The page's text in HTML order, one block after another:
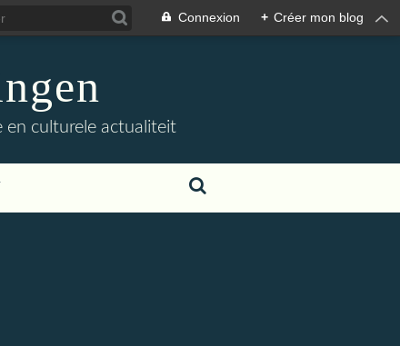
Connexion + Créer mon blog
en culturele actualiteit